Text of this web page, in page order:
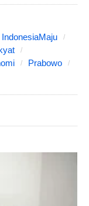
IndonesiaMaju
Prabowo